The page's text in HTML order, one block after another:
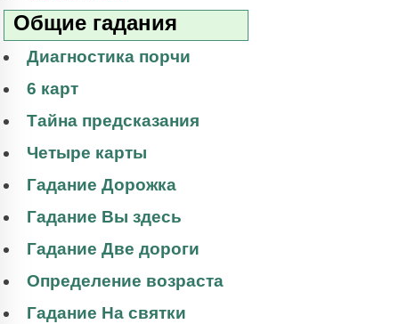
Общие гадания
Диагностика порчи
6 карт
Тайна предсказания
Четыре карты
Гадание Дорожка
Гадание Вы здесь
Гадание Две дороги
Определение возраста
Гадание На святки